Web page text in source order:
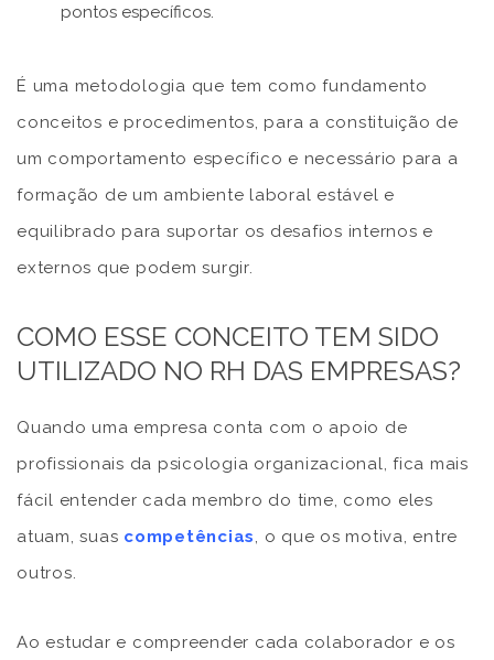
pontos específicos.
É uma metodologia que tem como fundamento
conceitos e procedimentos, para a constituição de
um comportamento específico e necessário para a
formação de um ambiente laboral estável e
equilibrado para suportar os desafios internos e
externos que podem surgir.
COMO ESSE CONCEITO TEM SIDO
UTILIZADO NO RH DAS EMPRESAS?
Quando uma empresa conta com o apoio de
profissionais da psicologia organizacional, fica mais
fácil entender cada membro do time, como eles
atuam, suas competências, o que os motiva, entre
outros.
Ao estudar e compreender cada colaborador e os